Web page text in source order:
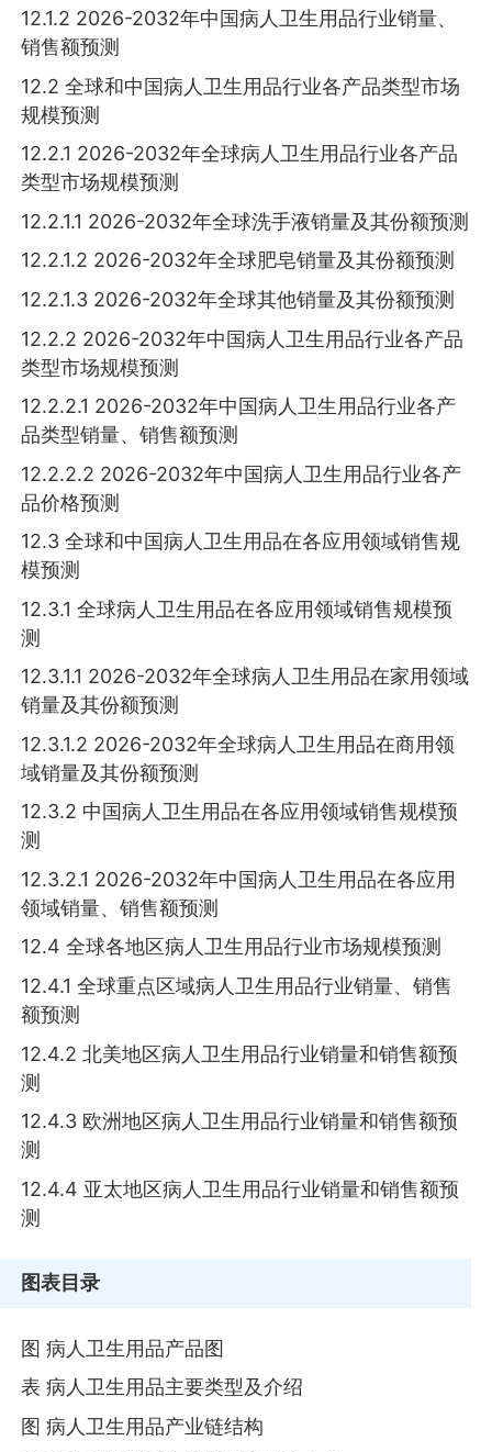
12.1.2 2026-2032年中国病人卫生用品行业销量、
销售额预测
12.2 全球和中国病人卫生用品行业各产品类型市场
规模预测
12.2.1 2026-2032年全球病人卫生用品行业各产品
类型市场规模预测
12.2.1.1 2026-2032年全球洗手液销量及其份额预测
12.2.1.2 2026-2032年全球肥皂销量及其份额预测
12.2.1.3 2026-2032年全球其他销量及其份额预测
12.2.2 2026-2032年中国病人卫生用品行业各产品
类型市场规模预测
12.2.2.1 2026-2032年中国病人卫生用品行业各产
品类型销量、销售额预测
12.2.2.2 2026-2032年中国病人卫生用品行业各产
品价格预测
12.3 全球和中国病人卫生用品在各应用领域销售规
模预测
12.3.1 全球病人卫生用品在各应用领域销售规模预
测
12.3.1.1 2026-2032年全球病人卫生用品在家用领域
销量及其份额预测
12.3.1.2 2026-2032年全球病人卫生用品在商用领
域销量及其份额预测
12.3.2 中国病人卫生用品在各应用领域销售规模预
测
12.3.2.1 2026-2032年中国病人卫生用品在各应用
领域销量、销售额预测
12.4 全球各地区病人卫生用品行业市场规模预测
12.4.1 全球重点区域病人卫生用品行业销量、销售
额预测
12.4.2 北美地区病人卫生用品行业销量和销售额预
测
12.4.3 欧洲地区病人卫生用品行业销量和销售额预
测
12.4.4 亚太地区病人卫生用品行业销量和销售额预
测
图表目录
图 病人卫生用品产品图
表 病人卫生用品主要类型及介绍
图 病人卫生用品产业链结构